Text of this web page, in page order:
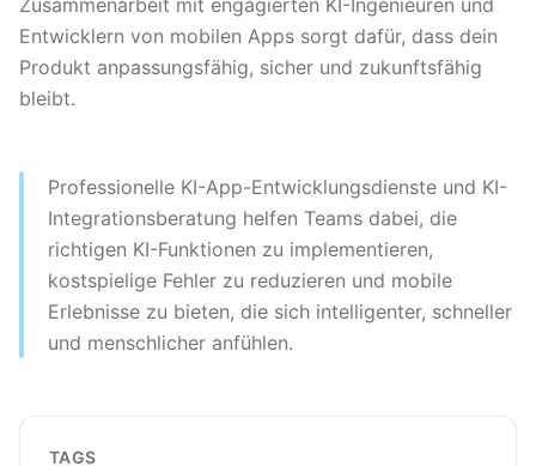
Zusammenarbeit mit engagierten KI-Ingenieuren und
Entwicklern von mobilen Apps sorgt dafür, dass dein
Produkt anpassungsfähig, sicher und zukunftsfähig
bleibt.
Professionelle KI-App-Entwicklungsdienste und KI-
Integrationsberatung helfen Teams dabei, die
richtigen KI-Funktionen zu implementieren,
kostspielige Fehler zu reduzieren und mobile
Erlebnisse zu bieten, die sich intelligenter, schneller
und menschlicher anfühlen.
TAGS